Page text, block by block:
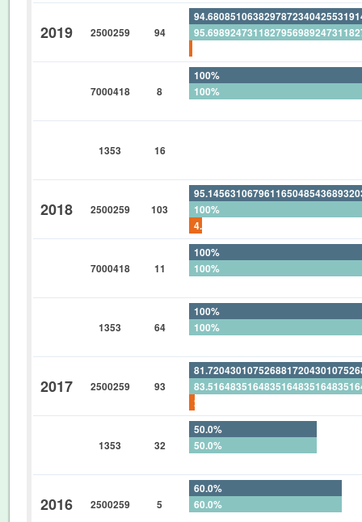
2019 2500259 94
7000418 8
100%
100%
1353 16
2018 2500259 103
100%
7000418 11
100%
100%
1353 64
100%
100%
2017 2500259 93
1353 32
50.0%
50.0%
2016 2500259 5
60.0%
60.0%